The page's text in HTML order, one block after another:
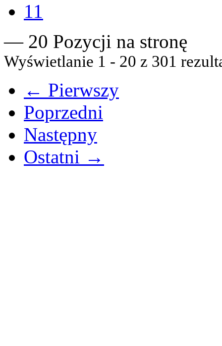
11
— 20 Pozycji na stronę
Wyświetlanie 1 - 20 z 301
← Pierwszy
Poprzedni
Następny
Ostatni →